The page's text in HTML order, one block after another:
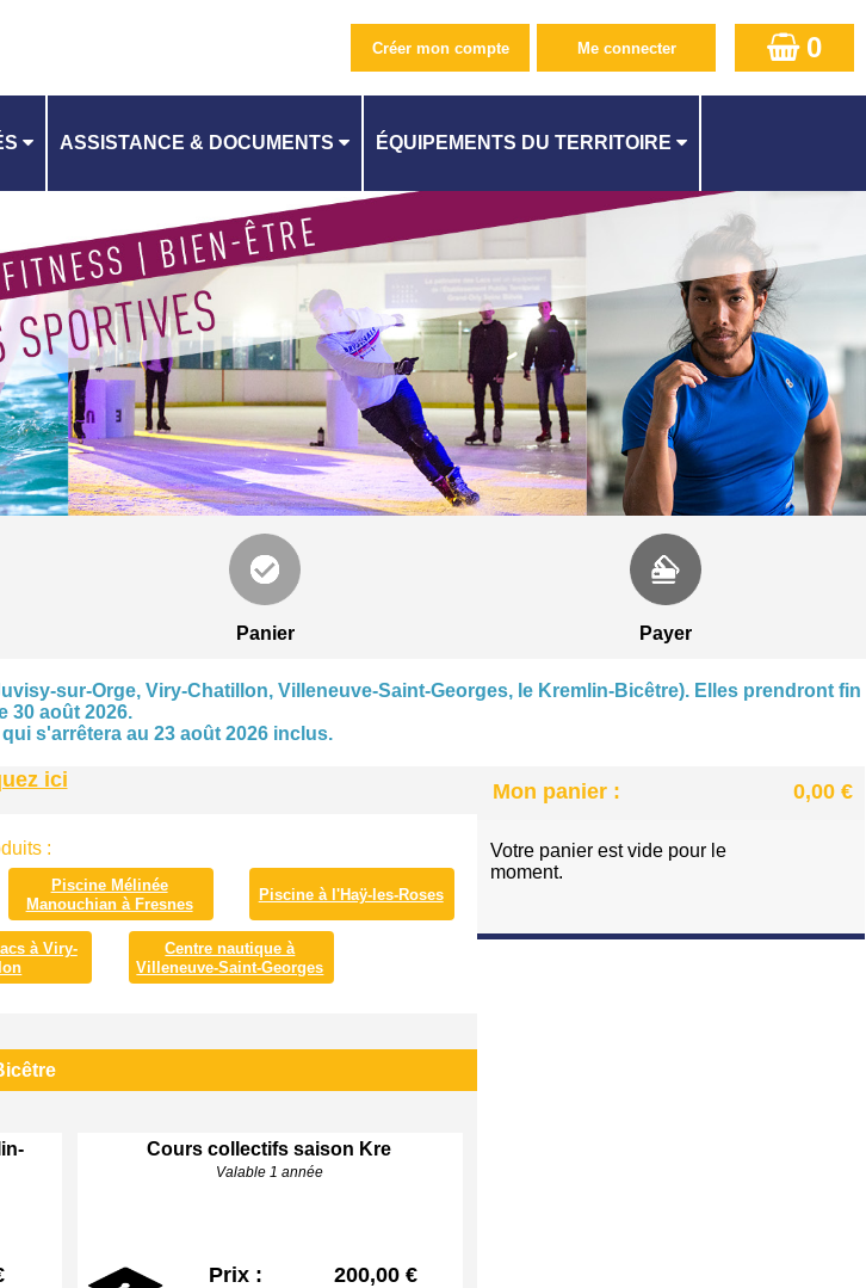
0
ASSISTANCE & DOCUMENTS
CONTACTEZ-NOUS
CHARTE RGPD
CGV EQUIPEMENTS AQUATIQUES
RI EQUIPEMENTS AQUATIQUES
CGV PATINOIRE
RI PATINOIRE
TUTO RÉSERVATION D'ACTIVITÉ
VILLES DE L'EPT GOSB
ÉQUIPEMENTS DU TERRITOIRE
PISCINE CAMILLE MUFFAT AU KREMLIN-BICÊTRE
CENTRE AQUATIQUE À ATHIS-MONS
PISCINE SUZANNE BERLIOUX À JUVISY
PISCINE À CACHAN
PISCINE À L'HAŸ-LES-ROSES
PISCINE MÉLINÉE MANOUCHIAN À FRESNES
PISCINE DES LACS À VIRY-CHATILLON
STADE NAUTIQUE YOURI GAGARINE À VILLEJUIF
CENTRE NAUTIQUE À VILLENEUVE-SAINT-
PATINOIRE DES LACS À VIRY-CHATILLON
Panier Payer
sur-Orge, Viry-Chatillon, Villeneuve-Saint-Georges, le Kremlin-Bicêtre). Elles prendront fin
30 août 2026.
s'arrêtera au 23 août 2026 inclus.
ici
:
Piscine Mélinée
Manouchian à Fresnes
Piscine à l'Haÿ-les-Roses
à Viry-
Centre nautique à
Villeneuve-Saint-Georges
Cours collectifs saison Kre
Valable 1 année
Prix : 200,00 €
Mon panier : 0,00 €
Votre panier est vide pour le
moment.